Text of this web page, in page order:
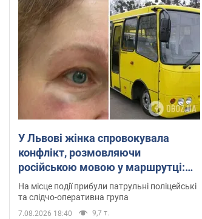
У Львові жінка спровокувала
конфлікт, розмовляючи
російською мовою у маршрутці:
поліція склала адмінпротокол.
Відео
На місце події прибули патрульні поліцейські
та слідчо-оперативна група
7.08.2026 18:40 9,7 т.